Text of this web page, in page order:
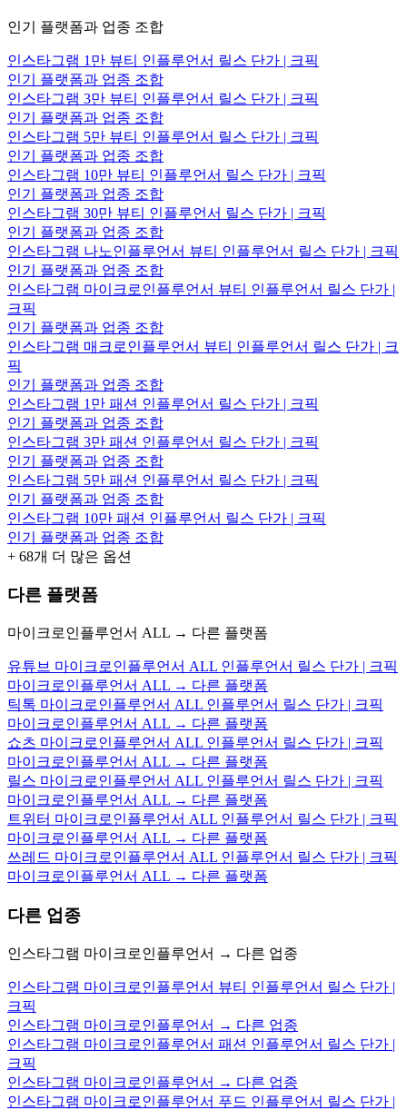
인기 플랫폼과 업종 조합
인스타그램 1만 뷰티 인플루언서 릴스 단가 | 크픽
인기 플랫폼과 업종 조합
인스타그램 3만 뷰티 인플루언서 릴스 단가 | 크픽
인기 플랫폼과 업종 조합
인스타그램 5만 뷰티 인플루언서 릴스 단가 | 크픽
인기 플랫폼과 업종 조합
인스타그램 10만 뷰티 인플루언서 릴스 단가 | 크픽
인기 플랫폼과 업종 조합
인스타그램 30만 뷰티 인플루언서 릴스 단가 | 크픽
인기 플랫폼과 업종 조합
인스타그램 나노인플루언서 뷰티 인플루언서 릴스 단가 | 크픽
인기 플랫폼과 업종 조합
인스타그램 마이크로인플루언서 뷰티 인플루언서 릴스 단가 |
크픽
인기 플랫폼과 업종 조합
인스타그램 매크로인플루언서 뷰티 인플루언서 릴스 단가 | 크
픽
인기 플랫폼과 업종 조합
인스타그램 1만 패션 인플루언서 릴스 단가 | 크픽
인기 플랫폼과 업종 조합
인스타그램 3만 패션 인플루언서 릴스 단가 | 크픽
인기 플랫폼과 업종 조합
인스타그램 5만 패션 인플루언서 릴스 단가 | 크픽
인기 플랫폼과 업종 조합
인스타그램 10만 패션 인플루언서 릴스 단가 | 크픽
인기 플랫폼과 업종 조합
+ 68개 더 많은 옵션
다른 플랫폼
마이크로인플루언서 ALL → 다른 플랫폼
유튜브 마이크로인플루언서 ALL 인플루언서 릴스 단가 | 크픽
마이크로인플루언서 ALL → 다른 플랫폼
틱톡 마이크로인플루언서 ALL 인플루언서 릴스 단가 | 크픽
마이크로인플루언서 ALL → 다른 플랫폼
쇼츠 마이크로인플루언서 ALL 인플루언서 릴스 단가 | 크픽
마이크로인플루언서 ALL → 다른 플랫폼
릴스 마이크로인플루언서 ALL 인플루언서 릴스 단가 | 크픽
마이크로인플루언서 ALL → 다른 플랫폼
트위터 마이크로인플루언서 ALL 인플루언서 릴스 단가 | 크픽
마이크로인플루언서 ALL → 다른 플랫폼
쓰레드 마이크로인플루언서 ALL 인플루언서 릴스 단가 | 크픽
마이크로인플루언서 ALL → 다른 플랫폼
다른 업종
인스타그램 마이크로인플루언서 → 다른 업종
인스타그램 마이크로인플루언서 뷰티 인플루언서 릴스 단가 |
크픽
인스타그램 마이크로인플루언서 → 다른 업종
인스타그램 마이크로인플루언서 패션 인플루언서 릴스 단가 |
크픽
인스타그램 마이크로인플루언서 → 다른 업종
인스타그램 마이크로인플루언서 푸드 인플루언서 릴스 단가 |